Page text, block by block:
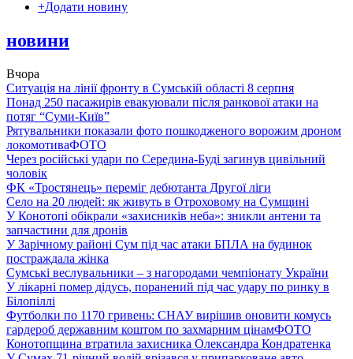
+Додати новину
новини
Вчора
Ситуація на лінії фронту в Сумській області 8 серпня
Понад 250 пасажирів евакуювали після ранкової атаки на
потяг “Суми-Київ”
Рятувальники показали фото пошкодженого ворожим дроном
локомотиваФОТО
Через російські удари по Середина-Буді загинув цивільний
чоловік
ФК «Тростянець» переміг дебютанта Другої ліги
Село на 20 людей: як живуть в Отроховому на Сумщині
У Конотопі обікрали «захисників неба»: зникли антени та
запчастини для дронів
У Зарічному районі Сум під час атаки БПЛА на будинок
постраждала жінка
Сумські веслувальники – з нагородами чемпіонату України
У лікарні помер дідусь, поранений під час удару по ринку в
Білопіллі
Футболки по 1170 гривень: СНАУ вирішив оновити комусь
гардероб державним коштом по захмарним цінамФОТО
Конотопщина втратила захисника Олександра Кондратенка